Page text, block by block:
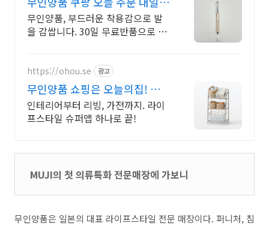
착 로켓배송
무인양품, 부드러운 착용감으로 발
을 감쌉니다. 30일 무료반품으로 경
하게 만나보세요.
https://ohou.se 광고
무인양품 쇼핑은 오늘의집! 첫
구매라면 최대 2만원 할인
인테리어부터 리빙, 가전까지. 라이
프스타일 슈퍼앱 하나로 끝!
MUJI의 첫 의류특화 전문매장에 가보니
무인양품은 일본의 대표 라이프스타일 전문 매장이다. 퍼니처, 침